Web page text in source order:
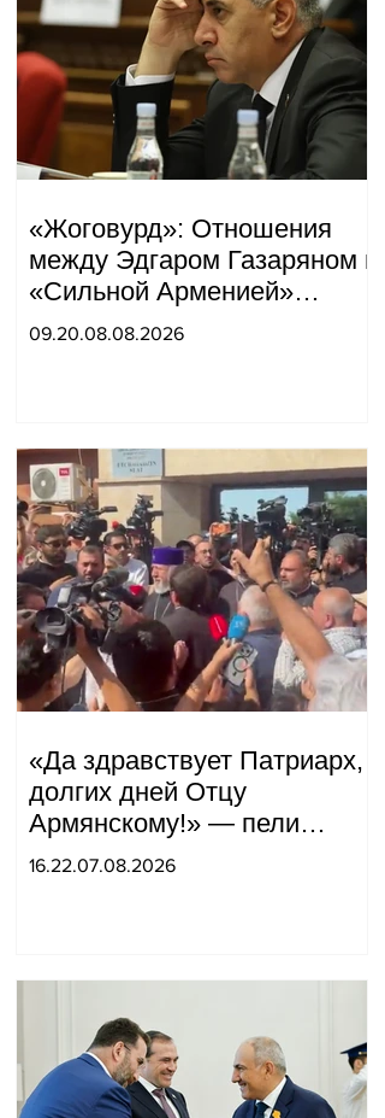
«Жоговурд»: Отношения
между Эдгаром Газаряном и
«Сильной Арменией»
обострились.
09.20.08.08.2026
«Да здравствует Патриарх,
долгих дней Отцу
Армянскому!» — пели
горожане во дворе.
16.22.07.08.2026